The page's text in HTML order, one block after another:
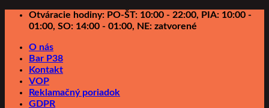
PreskočiťOtváracie hodiny: PO-ŠT: 10:00 - 22:00, PIA: 10:00 -
01:00, SO: 14:00 - 01:00, NE: zatvorené
O nás
Bar P38
Kontakt
VOP
Reklamačný poriadok
GDPR